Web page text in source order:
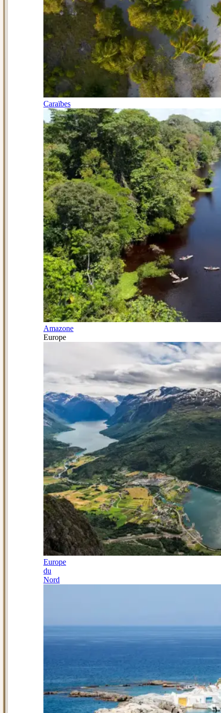
Caraïbes
Amazone
Europe
Europe
du
Nord